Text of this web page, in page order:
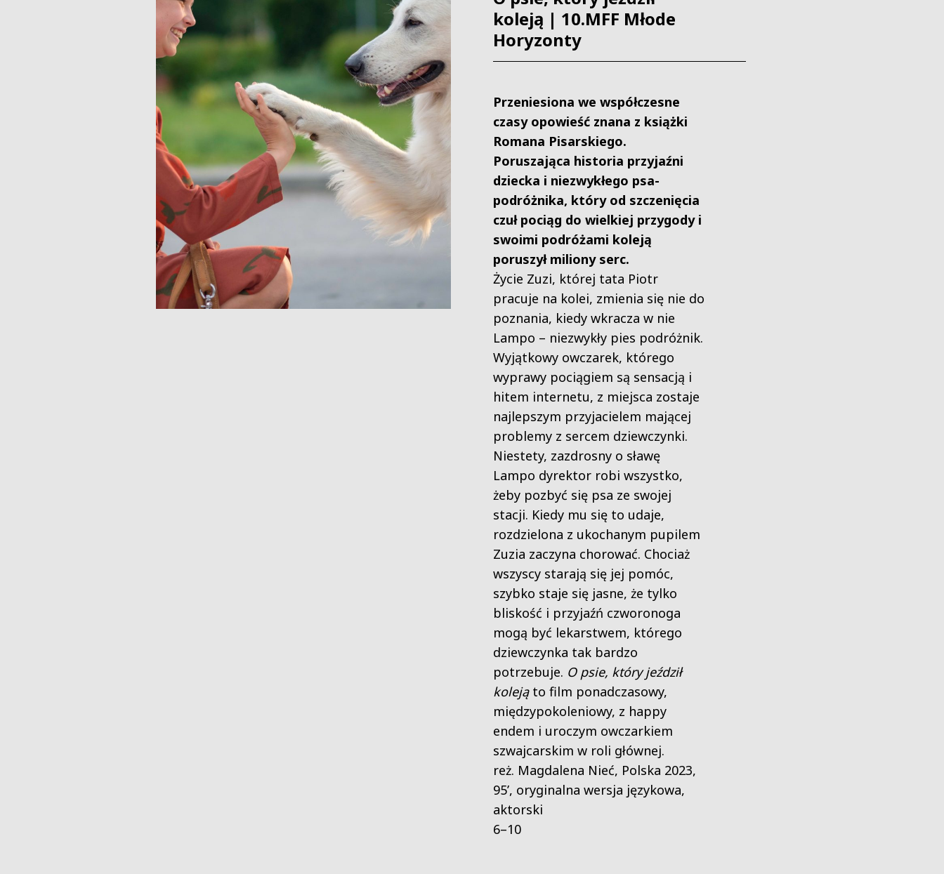
koleją | 10.MFF Młode
Horyzonty
Przeniesiona we współczesne
czasy opowieść znana z książki
Romana Pisarskiego.
Poruszająca historia przyjaźni
dziecka i niezwykłego psa-
podróżnika, który od szczenięcia
czuł pociąg do wielkiej przygody i
swoimi podróżami koleją
poruszył miliony serc.
Życie Zuzi, której tata Piotr
pracuje na kolei, zmienia się nie do
poznania, kiedy wkracza w nie
Lampo – niezwykły pies podróżnik.
Wyjątkowy owczarek, którego
wyprawy pociągiem są sensacją i
hitem internetu, z miejsca zostaje
najlepszym przyjacielem mającej
problemy z sercem dziewczynki.
Niestety, zazdrosny o sławę
Lampo dyrektor robi wszystko,
żeby pozbyć się psa ze swojej
stacji. Kiedy mu się to udaje,
rozdzielona z ukochanym pupilem
Zuzia zaczyna chorować. Chociaż
wszyscy starają się jej pomóc,
szybko staje się jasne, że tylko
bliskość i przyjaźń czworonoga
mogą być lekarstwem, którego
dziewczynka tak bardzo
potrzebuje. O psie, który jeździł
kolejąto film ponadczasowy,
międzypokoleniowy, z happy
endem i uroczym owczarkiem
szwajcarskim w roli głównej.
reż. Magdalena Nieć, Polska 2023,
95’, oryginalna wersja językowa,
aktorski
6–10